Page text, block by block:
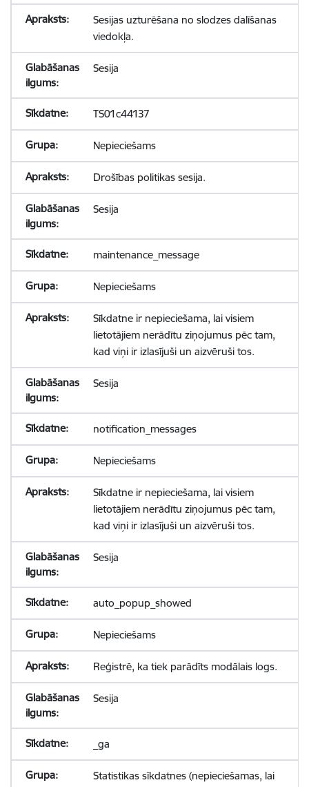
Sesijas uzturēšana no slodzes dalīšanas
viedokļa.
Sesija
TS01c44137
Nepieciešams
Drošības politikas sesija.
Sesija
maintenance_message
Nepieciešams
Sīkdatne ir nepieciešama, lai visiem
lietotājiem nerādītu ziņojumus pēc tam,
kad viņi ir izlasījuši un aizvēruši tos.
Sesija
notification_messages
Nepieciešams
Sīkdatne ir nepieciešama, lai visiem
lietotājiem nerādītu ziņojumus pēc tam,
kad viņi ir izlasījuši un aizvēruši tos.
Sesija
auto_popup_showed
Nepieciešams
Reģistrē, ka tiek parādīts modālais logs.
Sesija
_ga
Statistikas sīkdatnes (nepieciešamas, lai